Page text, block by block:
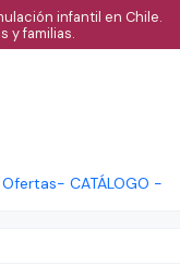
Ofertas- CATÁLOGO -
infantil en Chile.
y familias.
Tipo L